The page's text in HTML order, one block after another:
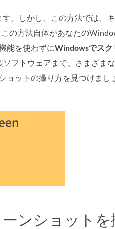
。しかし、この方法では、
の方法自体があなたの
能を使わずにWindowsでスク
フトウェアまで、さまざま
ットの撮り方を見つけまし
ンショットを